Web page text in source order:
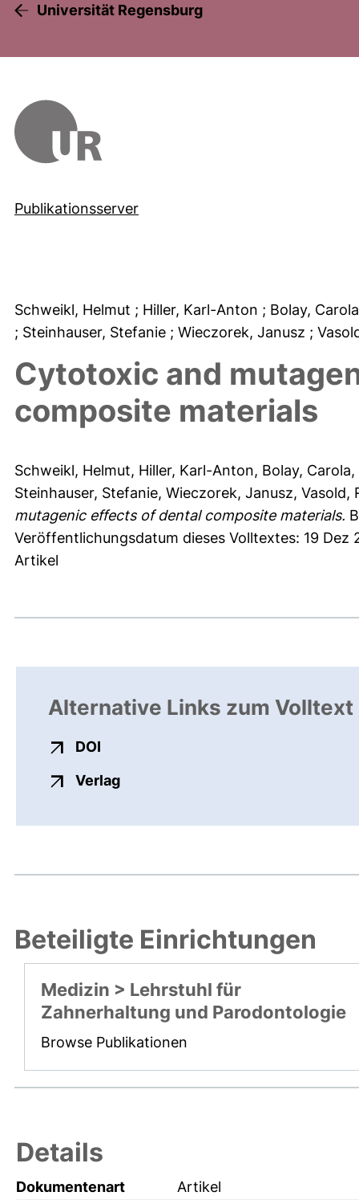
Universität Regensburg
Publikationsserver
Schweikl, Helmut ; Hiller, Karl-Anton ; Bolay,
; Steinhauser, Stefanie ; Wieczorek, Janusz ;
Cytotoxic and
composite materials
Schweikl, Helmut, Hiller, Karl-Anton, Bolay, Carola,
Steinhauser, Stefanie, Wieczorek, Janusz, Vasold,
mutagenic effects of dental composite materials.
Veröffentlichungsdatum dieses Volltextes: 19 Dez
Artikel
Alternative Links zum Volltext
DOI
Verlagexterner Link, öffnet neues
Beteiligte Einrichtungen
Medizin > Lehrstuhl für
Zahnerhaltung und Parodontologie
Browse Publikationen
Details
Dokumentenart
Artikel